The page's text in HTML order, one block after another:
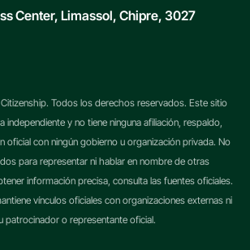
Center, Limassol, Chipre, 3027
Todos los derechos reservados. Este sitio
independiente y no tiene ninguna afiliación, respaldo,
oficial con ningún gobierno u organización privada. No
para representar ni hablar en nombre de otras
información precisa, consulta las fuentes oficiales.
vínculos oficiales con organizaciones externas ni
patrocinador o representante oficial.